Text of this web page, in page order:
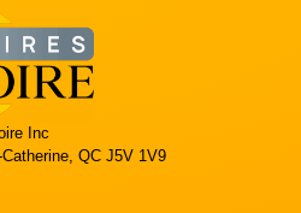
Inc
QC J5V 1V9